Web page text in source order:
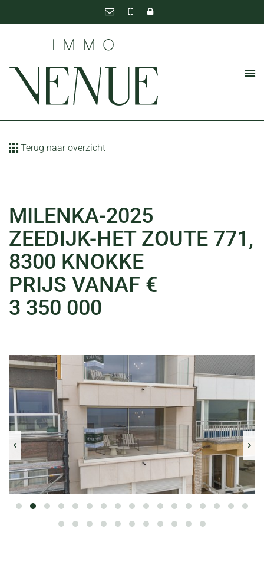
Terug naar overzicht
MILENKA-2025
ZEEDIJK-HET ZOUTE 771,
8300 KNOKKE
PRIJS VANAF €
3 350 000